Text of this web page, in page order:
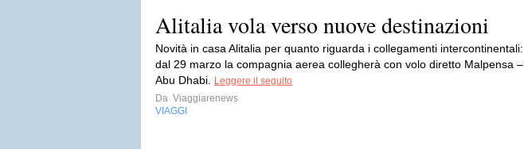
Alitalia vola verso nuove destinazioni
Novità in casa Alitalia per quanto riguarda i collegamenti intercontinentali:
dal 29 marzo la compagnia aerea collegherà con volo diretto Malpensa –
Abu Dhabi.
Leggere il seguito
Da Viaggiarenews
VIAGGI